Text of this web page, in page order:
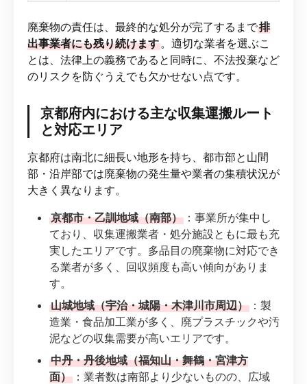
廃棄物の責任は、最終的な処分が完了するまで排
出事業者にも残り続けます。適切な業者を選ぶこ
とは、法律上の義務であると同時に、不法投棄など
のリスクを防ぐうえでも欠かせない点です。
京都府内における主な収集運搬ルート
と対応エリア
京都府は南北に細長い地形を持ち、都市部と山間
部・沿岸部では廃棄物の発生量や業者の集積状況が
大きく異なります。
京都市・乙訓地域（南部） ：事業所が集中し
ており、収集運搬業者・処分施設ともに最も充
実したエリアです。多品目の廃棄物に対応でき
る業者が多く、回収頻度も高い傾向がありま
す。
山城地域（宇治・城陽・木津川市周辺） ：製
造業・食品加工業が多く、廃プラスチックや汚
泥などの収集需要が高いエリアです。
中丹・丹後地域（福知山・舞鶴・宮津方
面） ：業者数は南部より少ないものの、広域